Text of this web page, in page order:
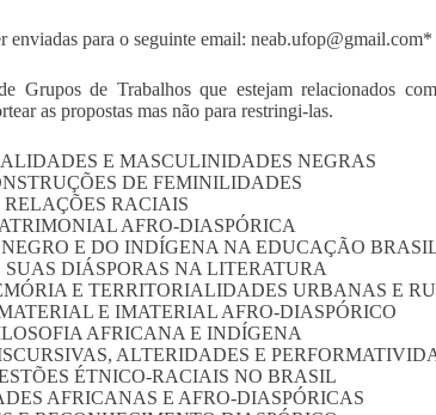
enviadas para o seguinte email: neab.ufop@gmail.com*
Grupos de Trabalhos que estejam relacionados
as propostas mas não para restringi-las.
E MASCULINIDADES NEGRAS
DE FEMINILIDADES
RACIAIS
AFRO-DIASPÓRICA
E DO INDÍGENA NA EDUCAÇÃO
SUAS DIÁSPORAS NA LITERATURA
E TERRITORIALIDADES URBANAS E
E IMATERIAL AFRO-DIASPÓRICO
AFRICANA E INDÍGENA
ALTERIDADES E
ÉTNICO-RACIAIS NO BRASIL
AFRICANAS E AFRO-DIASPÓRICAS